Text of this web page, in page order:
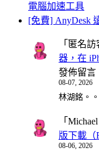
電腦加速工具
[免費] AnyDesk
「 匿名訪
器，在
發佈留言
08-07, 2026
林湖銘。
「
版下載（
08-06, 2026